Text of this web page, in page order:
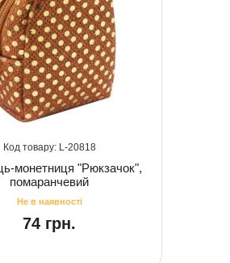
20818
монетниця "Рюкзачок",
помаранчевий
74 грн.